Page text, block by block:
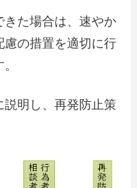
きた場合は、速やか
慮の措置を適切に行
説明し、再発防止策